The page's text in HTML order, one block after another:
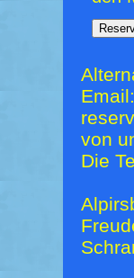
Email:
von
Die